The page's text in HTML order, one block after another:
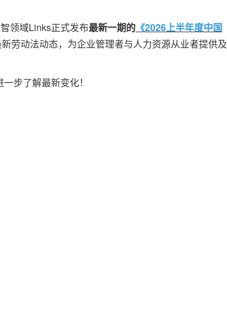
领域Links正式发布最新一期的 《2026上半年度中国
劳动法动态，为企业管理者与人力资源从业者提供及
一步了解最新变化！